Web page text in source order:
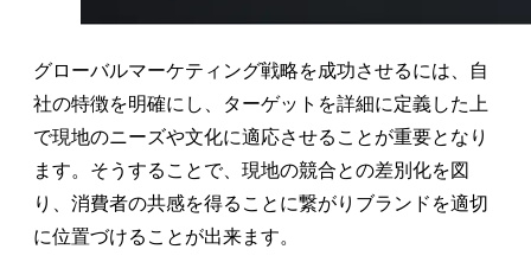
グローバルマーケティング戦略を成功させるには、自
社の特徴を明確にし、ターゲットを詳細に定義した上
で現地のニーズや文化に適応させることが重要となり
ます。そうすることで、現地の競合との差別化を図
り、消費者の共感を得ることに繋がりブランドを適切
に位置づけることが出来ます。